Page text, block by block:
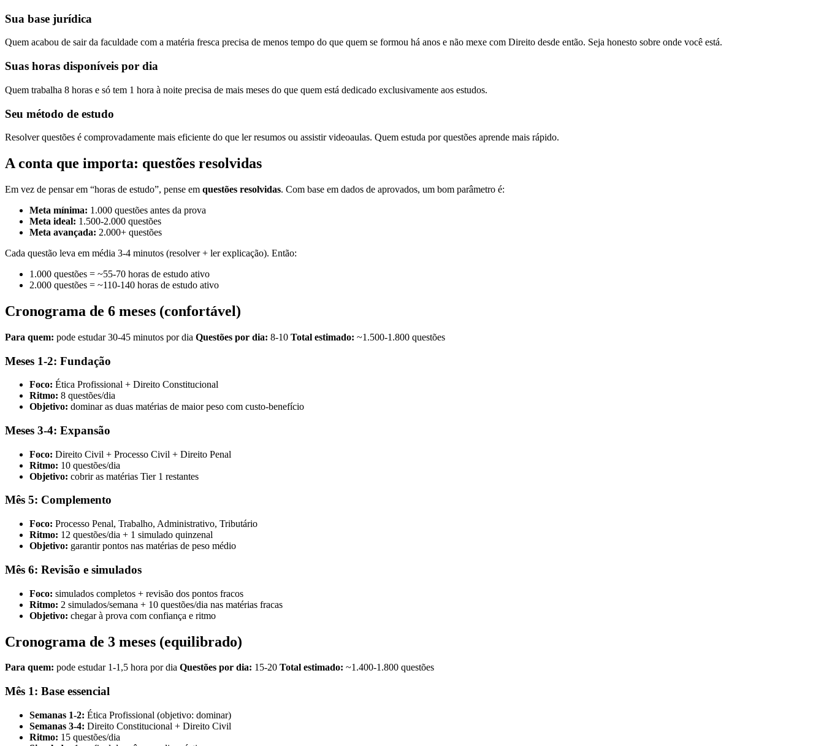
Sua base jurídica
Quem acabou de sair da faculdade com a matéria fresca precisa de menos tempo do que quem se formou há anos e não mexe com Direito desde então. Seja honesto sobre onde você está.
Suas horas disponíveis por dia
Quem trabalha 8 horas e só tem 1 hora à noite precisa de mais meses do que quem está dedicado exclusivamente aos estudos.
Seu método de estudo
Resolver questões é comprovadamente mais eficiente do que ler resumos ou assistir videoaulas. Quem estuda por questões aprende mais rápido.
A conta que importa: questões resolvidas
Em vez de pensar em “horas de estudo”, pense em questões resolvidas. Com base em dados de aprovados, um bom parâmetro é:
Meta mínima: 1.000 questões antes da prova
Meta ideal: 1.500-2.000 questões
Meta avançada: 2.000+ questões
Cada questão leva em média 3-4 minutos (resolver + ler explicação). Então:
1.000 questões = ~55-70 horas de estudo ativo
2.000 questões = ~110-140 horas de estudo ativo
Cronograma de 6 meses (confortável)
Para quem: pode estudar 30-45 minutos por dia Questões por dia: 8-10 Total estimado: ~1.500-1.800 questões
Meses 1-2: Fundação
Foco: Ética Profissional + Direito Constitucional
Ritmo: 8 questões/dia
Objetivo: dominar as duas matérias de maior peso com custo-benefício
Meses 3-4: Expansão
Foco: Direito Civil + Processo Civil + Direito Penal
Ritmo: 10 questões/dia
Objetivo: cobrir as matérias Tier 1 restantes
Mês 5: Complemento
Foco: Processo Penal, Trabalho, Administrativo, Tributário
Ritmo: 12 questões/dia + 1 simulado quinzenal
Objetivo: garantir pontos nas matérias de peso médio
Mês 6: Revisão e simulados
Foco: simulados completos + revisão dos pontos fracos
Ritmo: 2 simulados/semana + 10 questões/dia nas matérias fracas
Objetivo: chegar à prova com confiança e ritmo
Cronograma de 3 meses (equilibrado)
Para quem: pode estudar 1-1,5 hora por dia Questões por dia: 15-20 Total estimado: ~1.400-1.800 questões
Mês 1: Base essencial
Semanas 1-2: Ética Profissional (objetivo: dominar)
Semanas 3-4: Direito Constitucional + Direito Civil
Ritmo: 15 questões/dia